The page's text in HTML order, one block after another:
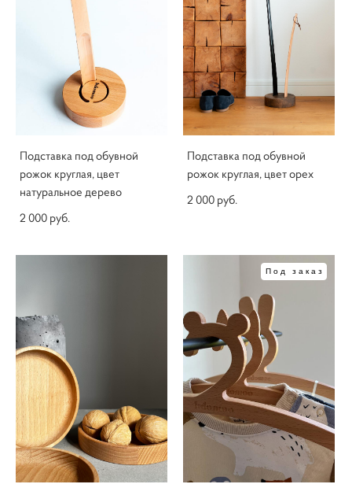
Подставка под обувной
рожок круглая, цвет
натуральное дерево
2 000 pуб.
Подставка под обувной
рожок круглая, цвет орех
2 000 pуб.
Под заказ